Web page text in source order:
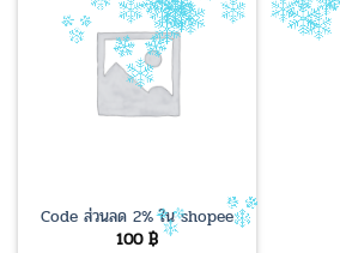
Add to
Wishlist
Code ส่วนลด 2% ใน shopee
100฿